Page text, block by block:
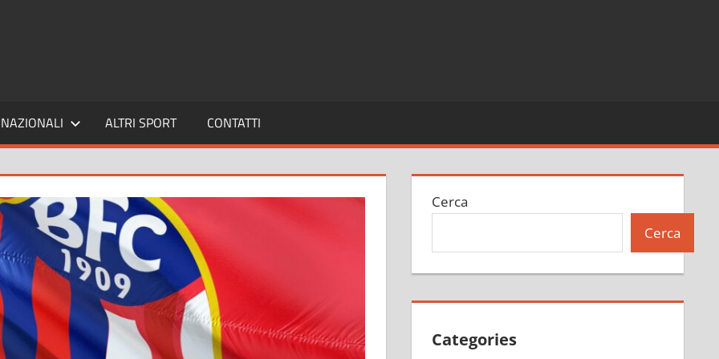
NAZIONALI ALTRI SPORT CONTATTI
Cerca
Cerca
Categories